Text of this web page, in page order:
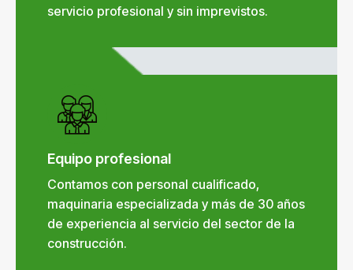
servicio profesional y sin imprevistos.
Equipo profesional
Contamos con personal cualificado,
maquinaria especializada y más de 30 años
de experiencia al servicio del sector de la
construcción.